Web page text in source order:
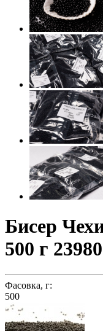
Бисер
500 г 23980
Фасовка, г:
500